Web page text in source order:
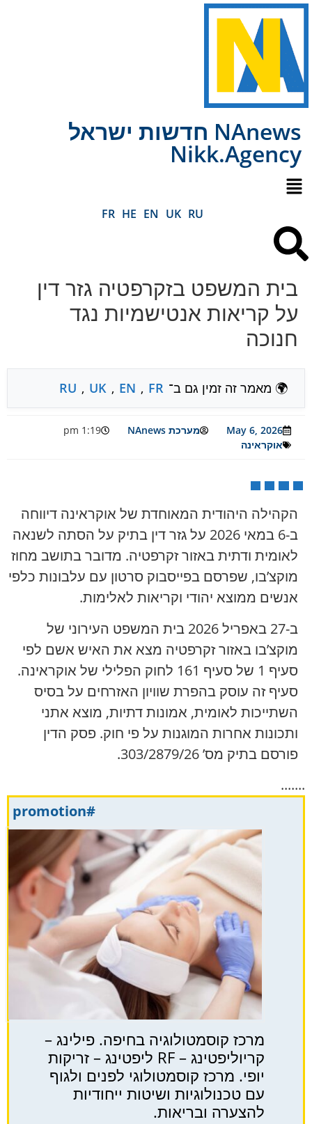
NAnews חדשות ישראל
Nikk.Agency
RU
UK
EN
HE
FR
בית המשפט בזקרפטיה גזר דין
על קריאות אנטישמיות נגד
חנוכה
🌍 מאמר זה זמין גם ב־ RU , UK , EN , FR
May 6, 2026 מערכת NAnews
1:19 pm
אוקראינה
הקהילה היהודית המאוחדת של אוקראינה דיווחה
ב-6 במאי 2026 על גזר דין בתיק על הסתה לשנאה
לאומית ודתית באזור זקרפטיה. מדובר בתושב מחוז
מוקצ’בו, שפרסם בפייסבוק סרטון עם עלבונות כלפי
אנשים ממוצא יהודי וקריאות לאלימות.
ב-27 באפריל 2026 בית המשפט העירוני של
מוקצ’בו באזור זקרפטיה מצא את האיש אשם לפי
סעיף 1 של סעיף 161 לחוק הפלילי של אוקראינה.
סעיף זה עוסק בהפרת שוויון האזרחים על בסיס
השתייכות לאומית, אמונות דתיות, מוצא אתני
ותכונות אחרות המוגנות על פי חוק. פסק הדין
פורסם בתיק מס’ 303/2879/26.
.......
#promotion
מרכז קוסמטולוגיה בחיפה. פילינג –
קריוליפטינג – RF ליפטינג – זריקות
יופי. מרכז קוסמטולוגי לפנים ולגוף
עם טכנולוגיות ושיטות ייחודיות
להצערה ובריאות.